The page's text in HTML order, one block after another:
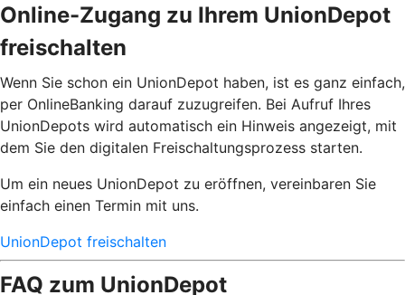
Online-Zugang zu Ihrem UnionDepot
freischalten
Wenn Sie schon ein UnionDepot haben, ist es ganz einfach,
per OnlineBanking darauf zuzugreifen. Bei Aufruf Ihres
UnionDepots wird automatisch ein Hinweis angezeigt, mit
dem Sie den digitalen Freischaltungsprozess starten.
Um ein neues UnionDepot zu eröffnen, vereinbaren Sie
einfach einen Termin mit uns.
UnionDepot freischalten
FAQ zum UnionDepot